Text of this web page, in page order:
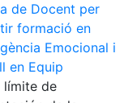
de Docent per
formació en
Emocional i
en Equip
límite de